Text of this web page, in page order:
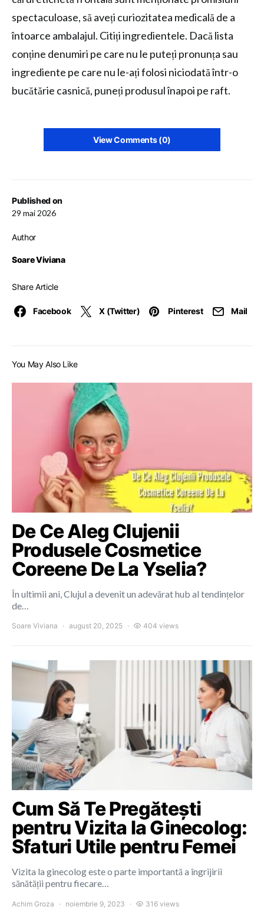
Published on
29 mai 2026
Author
Soare Viviana
Share Article
Facebook X (Twitter) Pinterest Mail
spectaculoase, să aveți curiozitatea medicală de a
întoarce ambalajul. Citiți ingredientele. Dacă lista
conține denumiri pe care nu le puteți pronunța sau
ingrediente pe care nu le-ați folosi niciodată într-o
bucătărie casnică, puneți produsul înapoi pe raft.
View Comments (0)
You May Also Like
De Ce Aleg Clujenii
Produsele Cosmetice
Coreene De La Yselia?
În ultimii ani, Clujul a devenit un adevărat hub al tendințelor
de…
Soare Viviana august 20, 2025 404 views
Cum Să Te Pregătești
pentru Vizita la Ginecolog:
Sfaturi Utile pentru Femei
Vizita la ginecolog este o parte importantă a îngrijirii
sănătății pentru fiecare…
Achim Groza noiembrie 9, 2023 316 views